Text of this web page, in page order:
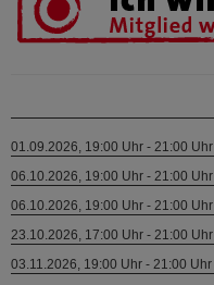
01.09.2026, 19:00 Uhr - 21:00 Uhr
06.10.2026, 19:00 Uhr - 21:00 Uhr
06.10.2026, 19:00 Uhr - 21:00 Uhr
23.10.2026, 17:00 Uhr - 21:00 Uhr
03.11.2026, 19:00 Uhr - 21:00 Uhr